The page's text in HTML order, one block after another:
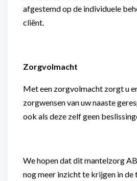
afgestemd op de individuele
cliënt.
Zorgvolmacht
Met een zorgvolmacht zorgt u
zorgwensen van uw naaste
ook als deze zelf geen
We hopen dat dit mantelzorg
nog meer inzicht te krijgen in de